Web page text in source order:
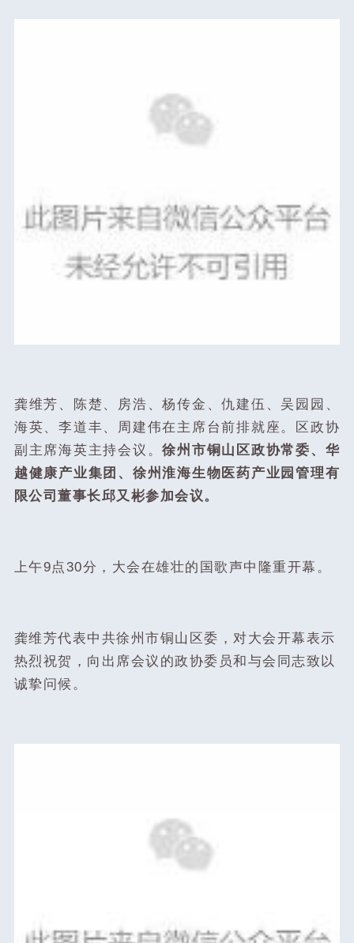
龚维芳、陈楚、房浩、杨传金、仇建伍、吴园园、
海英、李道丰、周建伟在主席台前排就座。区政协
副主席海英主持会议。徐州市铜山区政协常委、华
越健康产业集团、徐州淮海生物医药产业园管理有
限公司董事长邱又彬参加会议。
上午9点30分，大会在雄壮的国歌声中隆重开幕。
龚维芳代表中共徐州市铜山区委，对大会开幕表示
热烈祝贺，向出席会议的政协委员和与会同志致以
诚挚问候。